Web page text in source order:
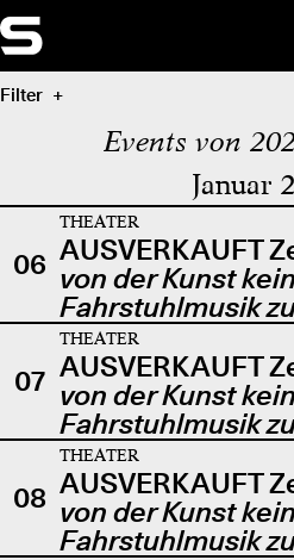
Filter
Events von
Januar
06
THEATER
AUSVERKAUFT
von der Kunst
Fahrstuhlmusik
07
THEATER
AUSVERKAUFT
von der Kunst
Fahrstuhlmusik
08
THEATER
AUSVERKAUFT
von der Kunst
Fahrstuhlmusik